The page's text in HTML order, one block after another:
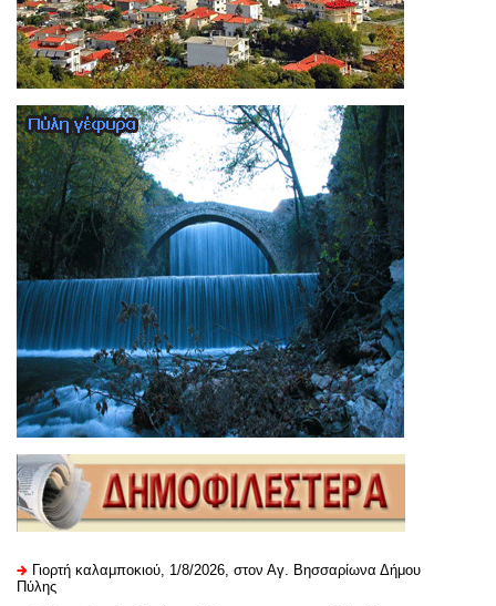
Γιορτή καλαμποκιού, 1/8/2026, στον Αγ. Βησσαρίωνα Δήμου
Πύλης